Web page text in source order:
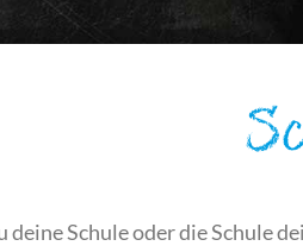
deine Schule oder die Schule